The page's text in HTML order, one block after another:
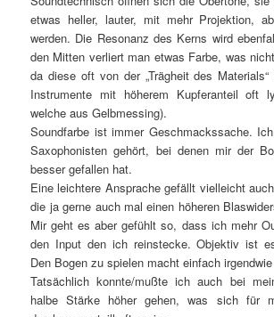
etwas heller, lauter, mit mehr Projektion,
werden. Die Resonanz des Kerns wird
den Mitten verliert man etwas Farbe, was
da diese oft von der „Trägheit des
Instrumente mit höherem Kupferanteil oft
welche aus Gelbmessing).
Soundfarbe ist immer Geschmackssache.
Saxophonisten gehört, bei denen mir der
besser gefallen hat.
Eine leichtere Ansprache gefällt vielleicht
die ja gerne auch mal einen höheren
Mir geht es aber gefühlt so, dass ich mehr
den Input den ich reinstecke. Objektiv ist
Den Bogen zu spielen macht einfach
Tatsächlich konnte/mußte ich auch bei
halbe Stärke höher gehen, was sich für